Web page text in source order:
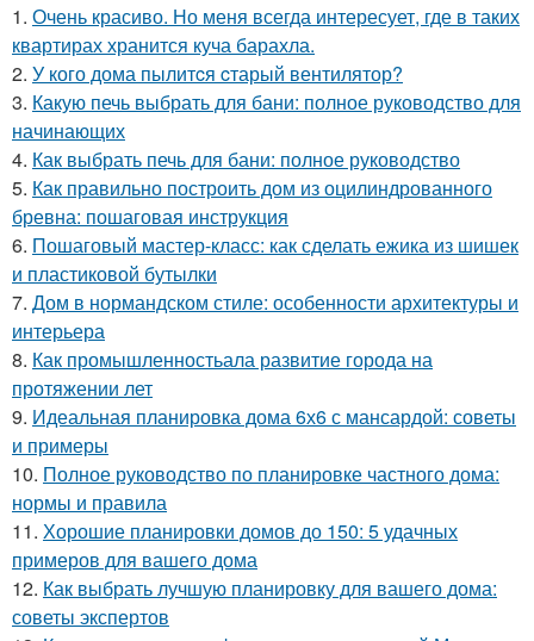
1. Очень красиво. Но меня всегда интересует, где в таких
квартирах хранится куча барахла.
2. У кого дома пылитcя cтарый вентилятор?
3. Какую печь выбрать для бани: полное руководство для
начинающих
4. Как выбрать печь для бани: полное руководство
5. Как правильно построить дом из оцилиндрованного
бревна: пошаговая инструкция
6. Пошаговый мастер-класс: как сделать ежика из шишек
и пластиковой бутылки
7. Дом в нормандском стиле: особенности архитектуры и
интерьера
8. Как промышленностьала развитие города на
протяжении лет
9. Идеальная планировка дома 6х6 с мансардой: советы
и примеры
10. Полное руководство по планировке частного дома:
нормы и правила
11. Хорошие планировки домов до 150: 5 удачных
примеров для вашего дома
12. Как выбрать лучшую планировку для вашего дома:
советы экспертов